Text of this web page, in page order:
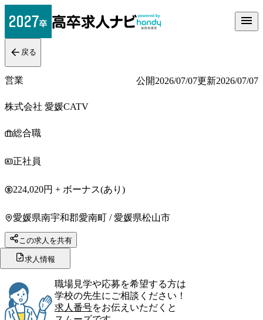
戻る
営業 公開2026/07/07更新2026/07/07
株式会社 愛媛CATV
総合職
正社員
224,020円 + ボーナス(あり)
愛媛県南宇和郡愛南町 / 愛媛県松山市
この求人を共有
求人情報
職場見学や応募を希望する方は
学校の先生にご相談ください！
求人番号をお伝えいただくと